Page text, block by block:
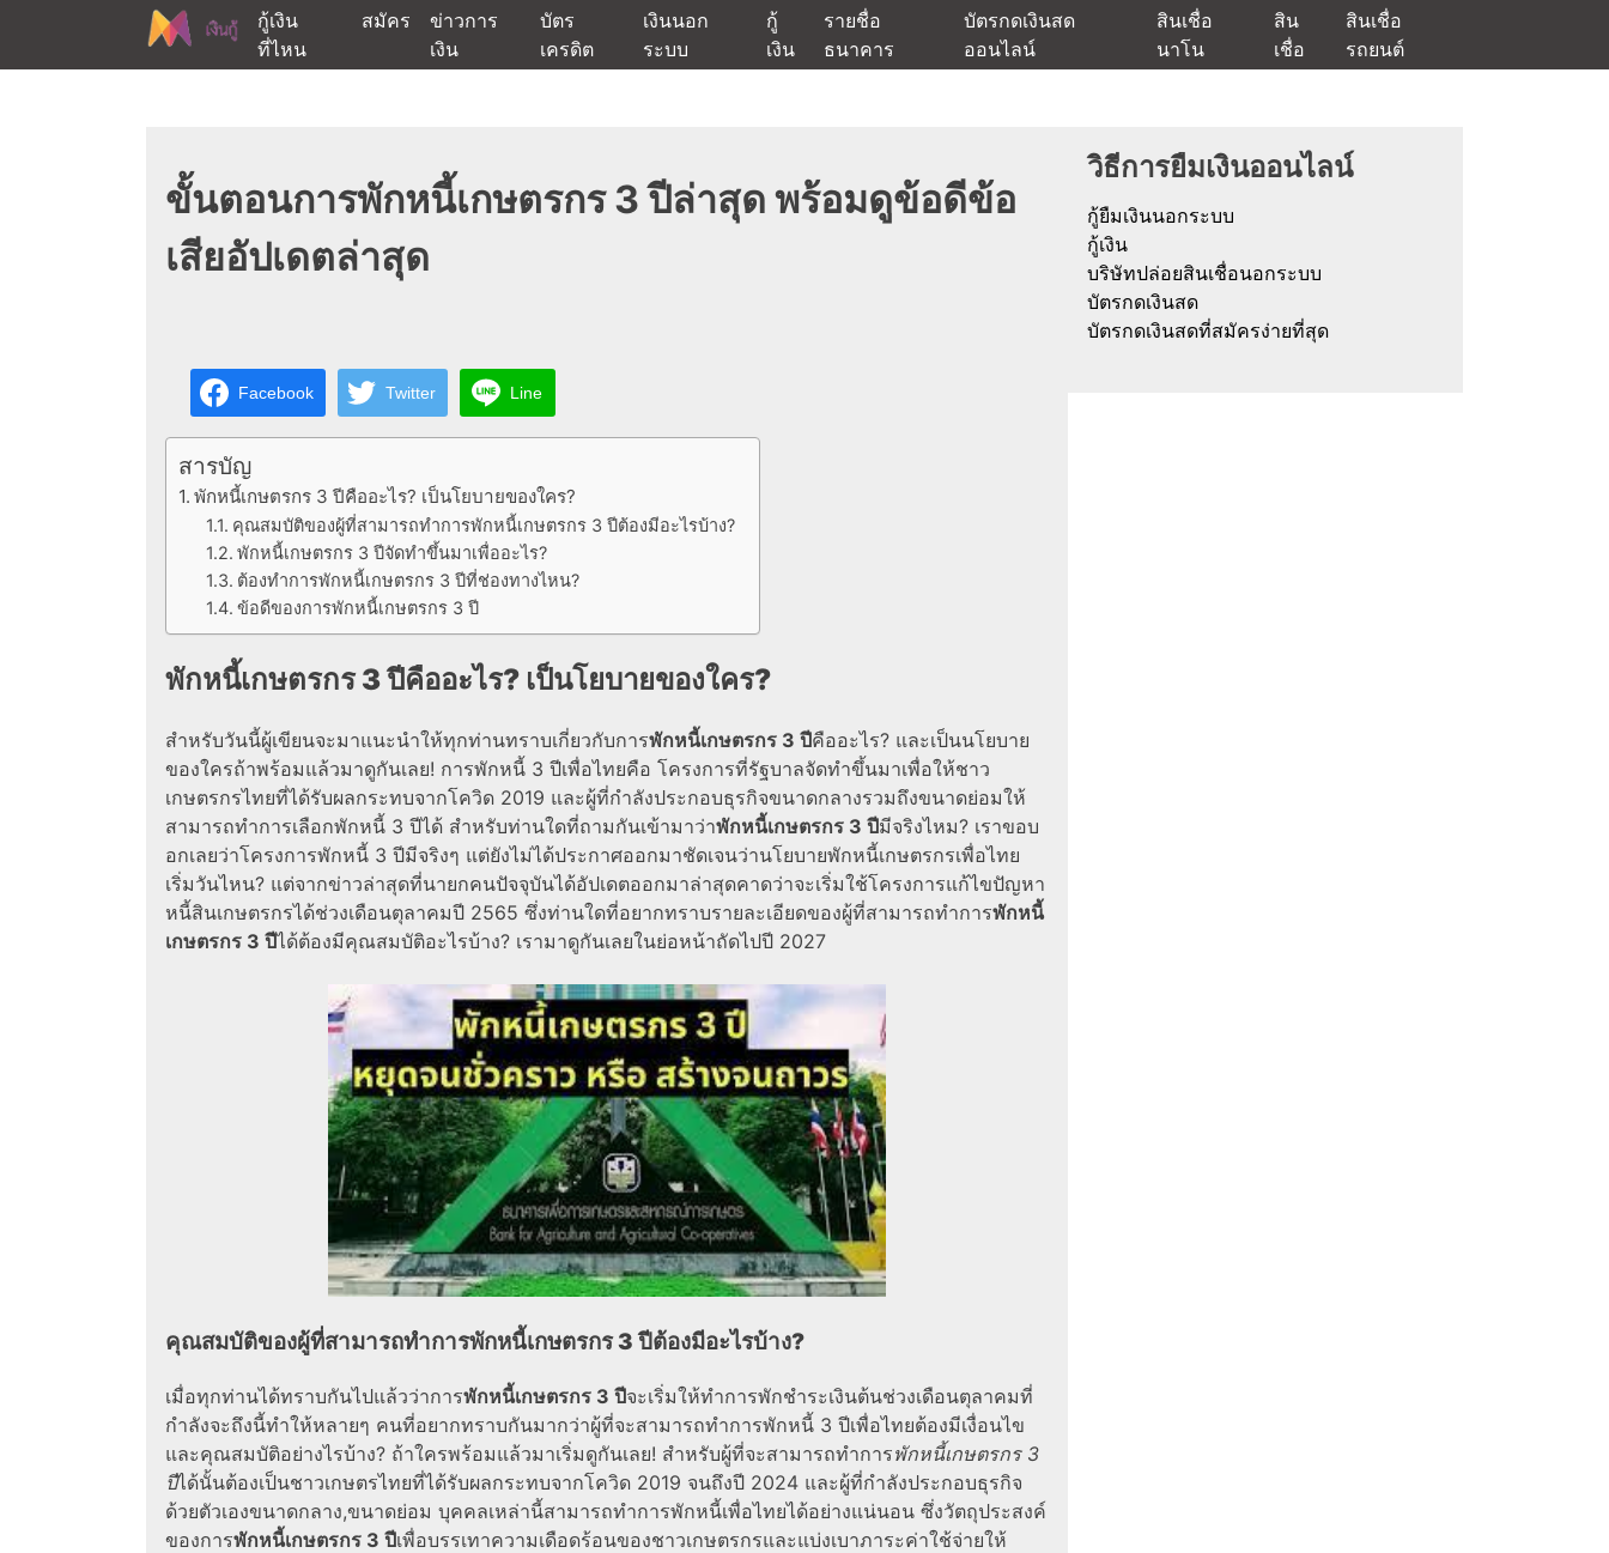
content
กู้เงิน
ที่ไหน
สมัคร
ข่าวการ
เงิน
บัตร
เครดิต
เงินนอก
ระบบ
กู้
เงิน
รายชื่อ
ธนาคาร
บัตรกดเงินสด
ออนไลน์
สินเชื่อ
นาโน
สิน
เชื่อ
สินเชื่อ
รถยนต์
ขั้นตอนการพักหนี้เกษตรกร 3 ปีล่าสุด พร้อมดูข้อดีข้อ
เสียอัปเดตล่าสุด
Facebook Twitter Line
สารบัญ
พักหนี้เกษตรกร 3 ปีคืออะไร? เป็นโยบายของใคร?
คุณสมบัติของผู้ที่สามารถทำการพักหนี้เกษตรกร 3 ปีต้องมีอะไรบ้าง?
พักหนี้เกษตรกร 3 ปีจัดทำขึ้นมาเพื่ออะไร?
ต้องทำการพักหนี้เกษตรกร 3 ปีที่ช่องทางไหน?
ข้อดีของการพักหนี้เกษตรกร 3 ปี
พักหนี้เกษตรกร 3 ปีคืออะไร? เป็นโยบายของใคร?
สำหรับวันนี้ผู้เขียนจะมาแนะนำให้ทุกท่านทราบเกี่ยวกับการพักหนี้เกษตรกร 3 ปีคืออะไร? และเป็นนโยบาย
ของใครถ้าพร้อมแล้วมาดูกันเลย! การพักหนี้ 3 ปีเพื่อไทยคือ โครงการที่รัฐบาลจัดทำขึ้นมาเพื่อให้ชาว
เกษตรกรไทยที่ได้รับผลกระทบจากโควิด 2019 และผู้ที่กำลังประกอบธุรกิจขนาดกลางรวมถึงขนาดย่อมให้
สามารถทำการเลือกพักหนี้ 3 ปีได้ สำหรับท่านใดที่ถามกันเข้ามาว่าพักหนี้เกษตรกร 3 ปีมีจริงไหม? เราขอบ
อกเลยว่าโครงการพักหนี้ 3 ปีมีจริงๆ แต่ยังไม่ได้ประกาศออกมาชัดเจนว่านโยบายพักหนี้เกษตรกรเพื่อไทย
เริ่มวันไหน? แต่จากข่าวล่าสุดที่นายกคนปัจจุบันได้อัปเดตออกมาล่าสุดคาดว่าจะเริ่มใช้โครงการแก้ไขปัญหา
หนี้สินเกษตรกรได้ช่วงเดือนตุลาคมปี 2565 ซึ่งท่านใดที่อยากทราบรายละเอียดของผู้ที่สามารถทำการพักหนี้
เกษตรกร 3 ปีได้ต้องมีคุณสมบัติอะไรบ้าง? เรามาดูกันเลยในย่อหน้าถัดไปปี 2027
คุณสมบัติของผู้ที่สามารถทำการพักหนี้เกษตรกร 3 ปีต้องมีอะไรบ้าง?
เมื่อทุกท่านได้ทราบกันไปแล้วว่าการพักหนี้เกษตรกร 3 ปีจะเริ่มให้ทำการพักชำระเงินต้นช่วงเดือนตุลาคมที่
กำลังจะถึงนี้ทำให้หลายๆ คนที่อยากทราบกันมากว่าผู้ที่จะสามารถทำการพักหนี้ 3 ปีเพื่อไทยต้องมีเงื่อนไข
และคุณสมบัติอย่างไรบ้าง? ถ้าใครพร้อมแล้วมาเริ่มดูกันเลย! สำหรับผู้ที่จะสามารถทำการพักหนี้เกษตรกร 3
ปีได้นั้นต้องเป็นชาวเกษตรไทยที่ได้รับผลกระทบจากโควิด 2019 จนถึงปี 2024 และผู้ที่กำลังประกอบธุรกิจ
ด้วยตัวเองขนาดกลาง,ขนาดย่อม บุคคลเหล่านี้สามารถทำการพักหนี้เพื่อไทยได้อย่างแน่นอน ซึ่งวัตถุประสงค์
ของการพักหนี้เกษตรกร 3 ปีเพื่อบรรเทาความเดือดร้อนของชาวเกษตรกรและแบ่งเบาภาระค่าใช้จ่ายให้
วิธีการยืมเงินออนไลน์
กู้ยืมเงินนอกระบบ
กู้เงิน
บริษัทปล่อยสินเชื่อนอกระบบ
บัตรกดเงินสด
บัตรกดเงินสดที่สมัครง่ายที่สุด